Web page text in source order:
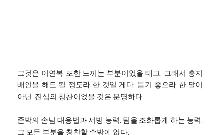
그것은 이연복 또한 느끼는 부분이었을 테고. 그래서 총지
배인을 해도 될 정도라 한 것일 게다. 듣기 좋으라 한 말이
아닌. 진심의 칭찬이었을 것은 분명하다.
존박의 손님 대응법과 서빙 능력. 팀을 조화롭게 하는 능력.
그 모든 부분을 칭찬할 수밖에 없다.